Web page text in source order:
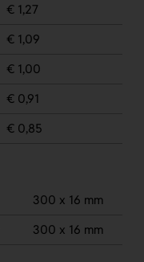
€ 1,27
€ 1,09
€ 1,00
€ 0,91
€ 0,85
300 x 16 mm
300 x 16 mm